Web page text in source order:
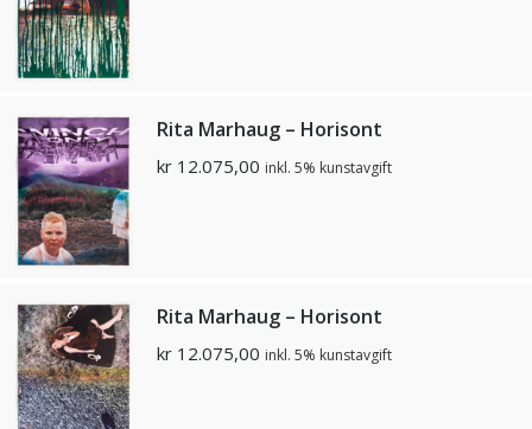
Rita Marhaug – Horisont
kr 12.075,00 inkl. 5% kunstavgift
Rita Marhaug – Horisont
kr 12.075,00 inkl. 5% kunstavgift